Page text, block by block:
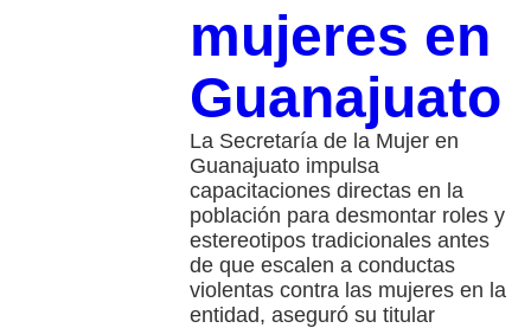
mujeres en
Guanajuato
La Secretaría de la Mujer en
Guanajuato impulsa
capacitaciones directas en la
población para desmontar roles y
estereotipos tradicionales antes
de que escalen a conductas
violentas contra las mujeres en la
entidad, aseguró su titular